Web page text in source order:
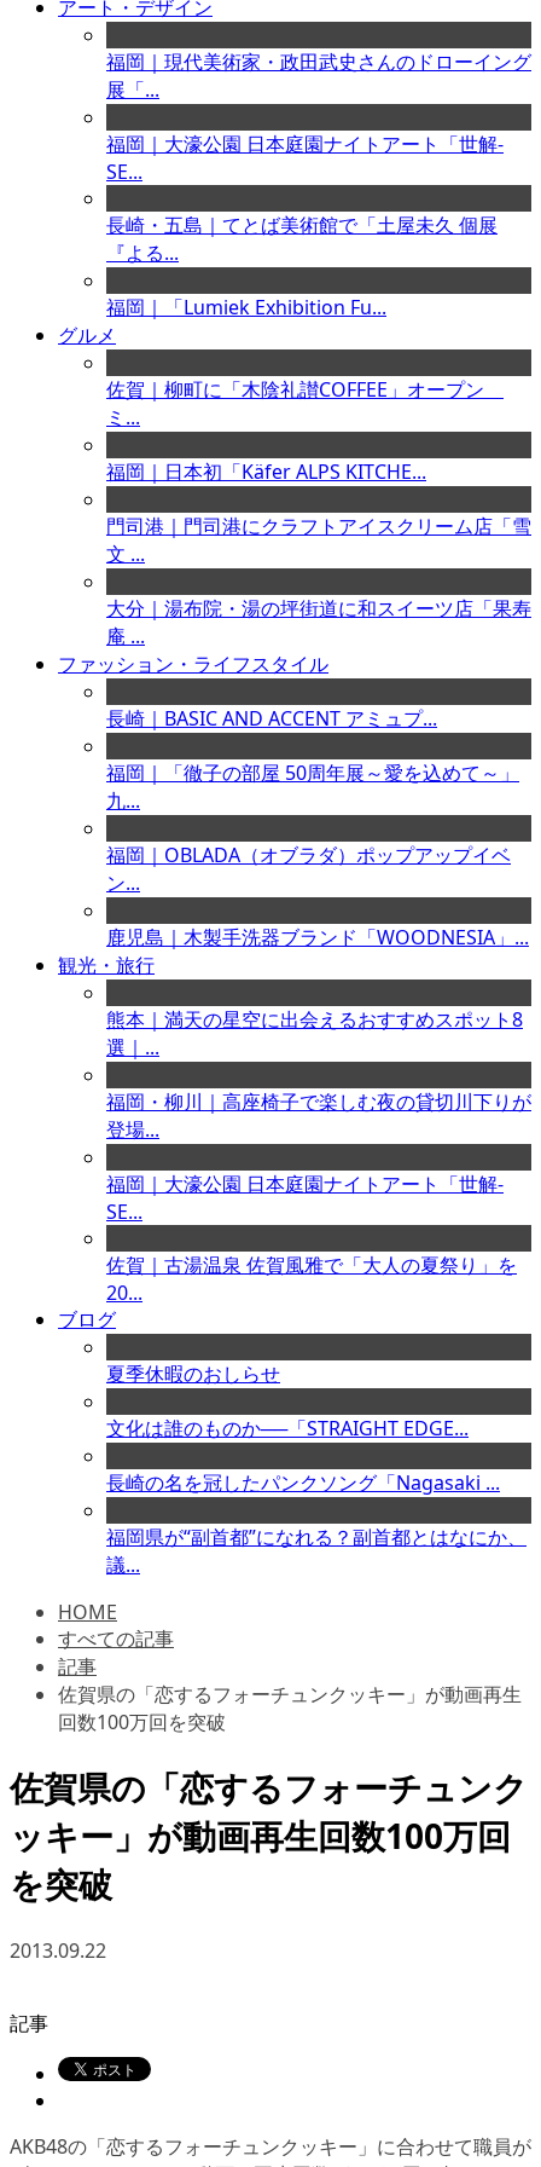
アート・デザイン
福岡｜現代美術家・政田武史さんのドローイング
展「...
福岡｜大濠公園 日本庭園ナイトアート「世解-
SE...
長崎・五島｜てとば美術館で「土屋未久 個展
『よる...
福岡｜「Lumiek Exhibition Fu...
グルメ
佐賀｜柳町に「木陰礼讃COFFEE」オープン
ミ...
福岡｜日本初「Käfer ALPS KITCHE...
門司港｜門司港にクラフトアイスクリーム店「雪
文 ...
大分｜湯布院・湯の坪街道に和スイーツ店「果寿
庵 ...
ファッション・ライフスタイル
長崎｜BASIC AND ACCENT アミュプ...
福岡｜「徹子の部屋 50周年展～愛を込めて～」
九...
福岡｜OBLADA（オブラダ）ポップアップイベ
ン...
鹿児島｜木製手洗器ブランド「WOODNESIA」...
観光・旅行
熊本｜満天の星空に出会えるおすすめスポット8
選｜...
福岡・柳川｜高座椅子で楽しむ夜の貸切川下りが
登場...
福岡｜大濠公園 日本庭園ナイトアート「世解-
SE...
佐賀｜古湯温泉 佐賀風雅で「大人の夏祭り」を
20...
ブログ
夏季休暇のおしらせ
文化は誰のものか──「STRAIGHT EDGE...
長崎の名を冠したパンクソング「Nagasaki ...
福岡県が“副首都”になれる？副首都とはなにか、
議...
HOME
すべての記事
記事
佐賀県の「恋するフォーチュンクッキー」が動画再生
回数100万回を突破
佐賀県の「恋するフォーチュンク
ッキー」が動画再生回数100万回
を突破
2013.09.22
記事
AKB48の「恋するフォーチュンクッキー」に合わせて職員が